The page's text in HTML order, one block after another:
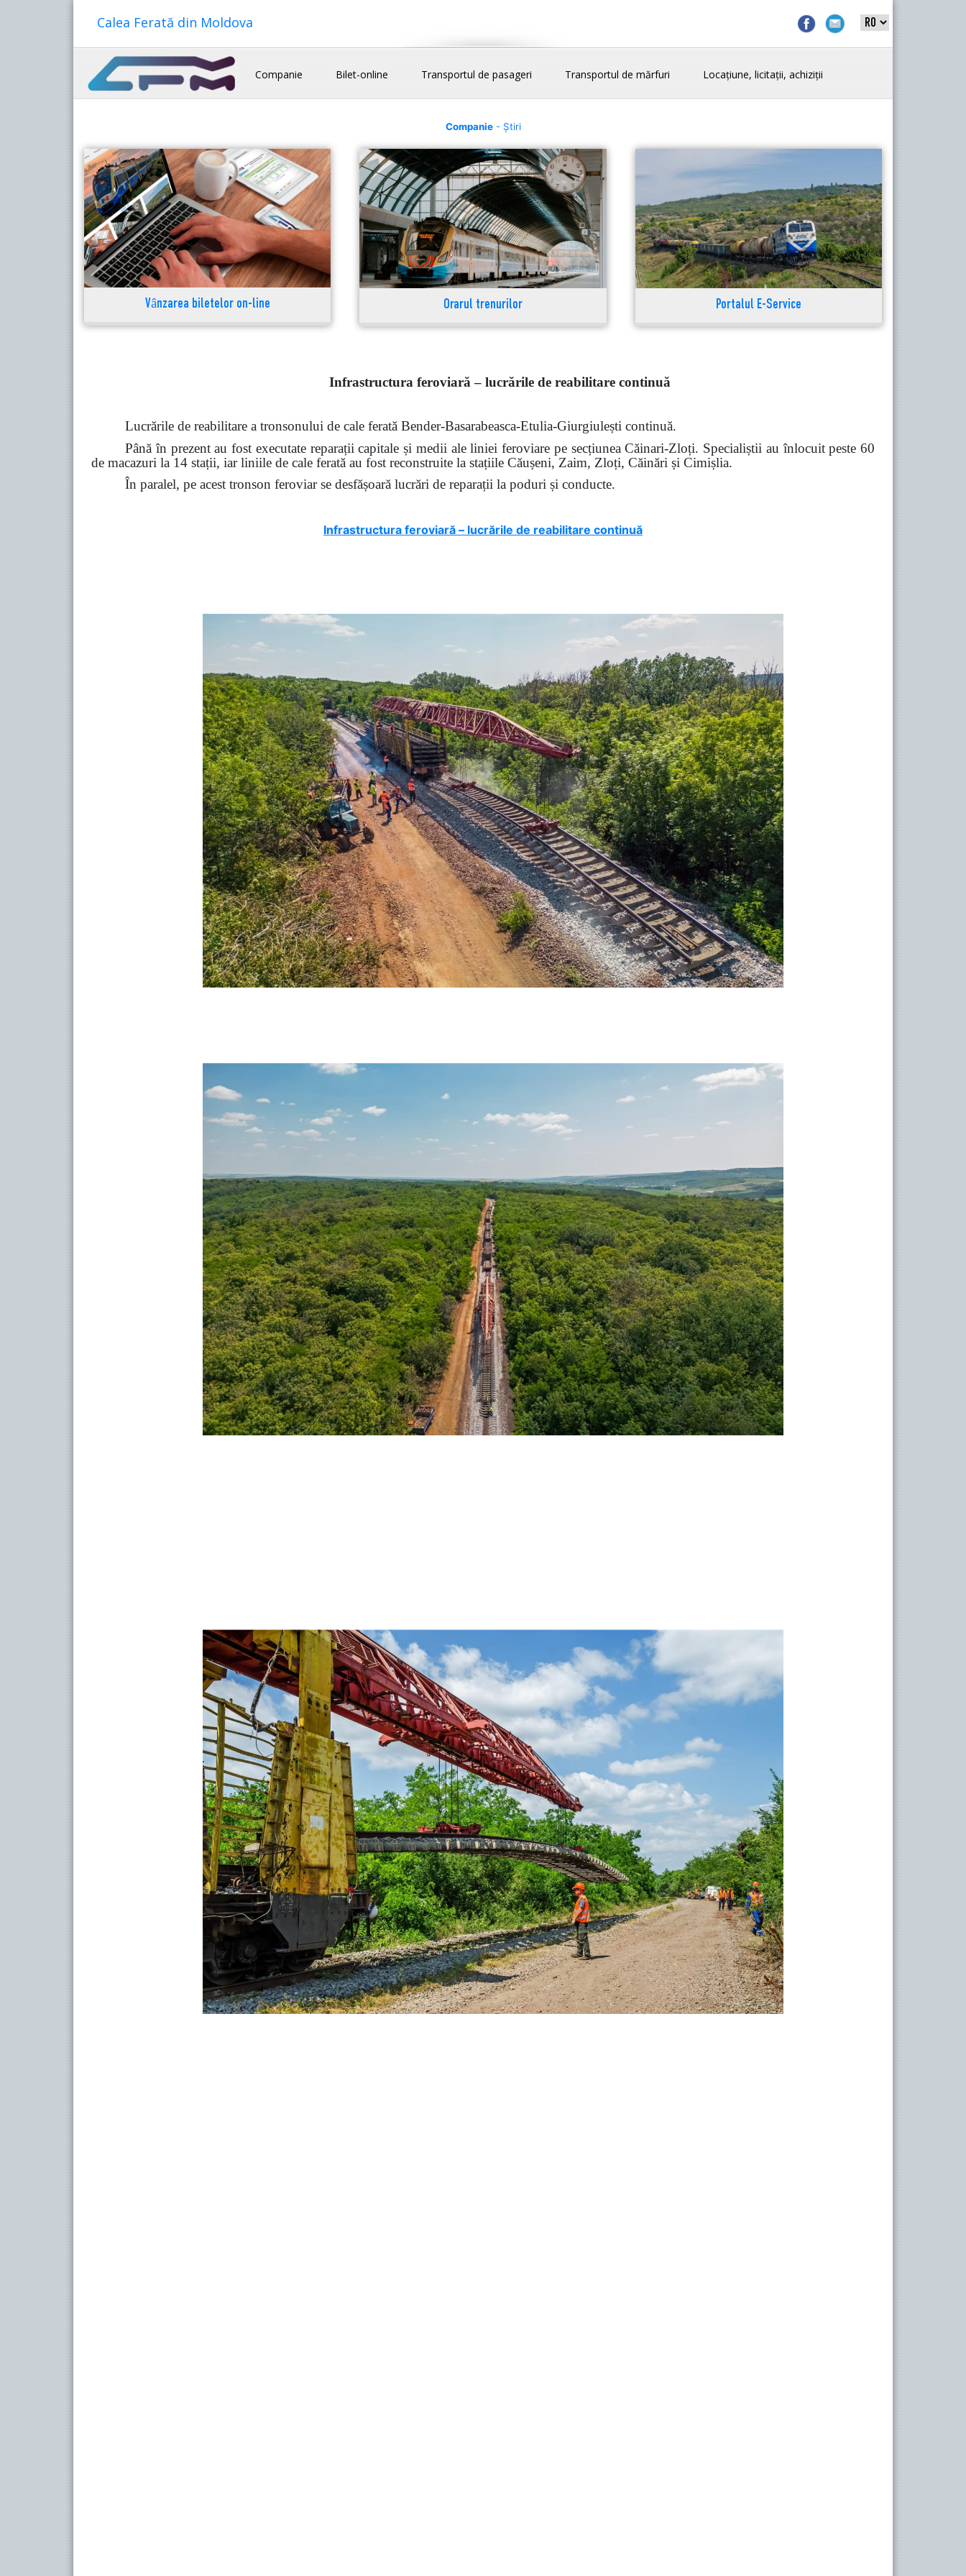
Calea Ferată din Moldova
Companie Bilet-online Transportul de pasageri Transportul de mărfuri Locațiune, licitații, achiziții
Companie- Știri
Vânzarea biletelor on-line Orarul trenurilor Portalul E-Service
Infrastructura feroviară – lucrările de reabilitare continuă
Lucrările de reabilitare a tronsonului de cale ferată Bender-Basarabeasca-Etulia-Giurgiulești continuă.
Până în prezent au fost executate reparații capitale și medii ale liniei feroviare pe secțiunea Căinari-Zloți. Specialiștii au înlocuit peste 60
de macazuri la 14 stații, iar liniile de cale ferată au fost reconstruite la stațiile Căușeni, Zaim, Zloți, Căinări și Cimișlia.
În paralel, pe acest tronson feroviar se desfășoară lucrări de reparații la poduri și conducte.
Infrastructura feroviară – lucrările de reabilitare continuă